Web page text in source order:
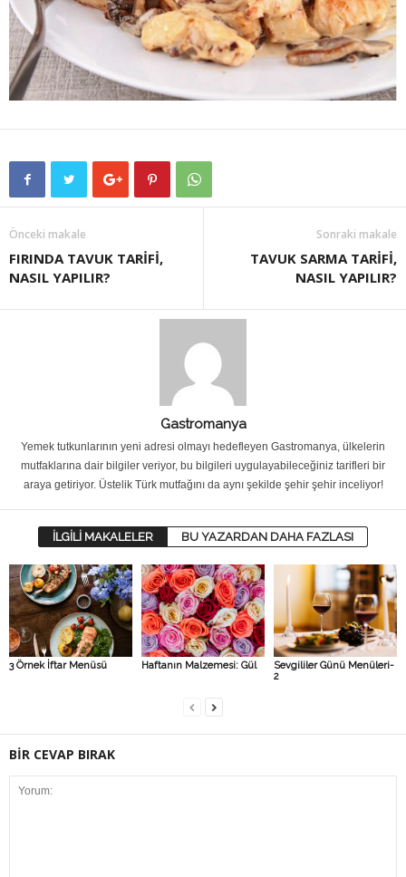
Önceki makale
FIRINDA TAVUK TARİFİ,
NASIL YAPILIR?
Sonraki makale
TAVUK SARMA TARİFİ,
NASIL YAPILIR?
Gastromanya
Yemek tutkunlarının yeni adresi olmayı hedefleyen Gastromanya, ülkelerin
mutfaklarına dair bilgiler veriyor, bu bilgileri uygulayabileceğiniz tarifleri bir
araya getiriyor. Üstelik Türk mutfağını da aynı şekilde şehir şehir inceliyor!
İLGİLİ MAKALELER BU YAZARDAN DAHA FAZLASI
3 Örnek İftar Menüsü Haftanın Malzemesi: Gül
Sevgililer Günü Menüleri-
2
BİR CEVAP BIRAK